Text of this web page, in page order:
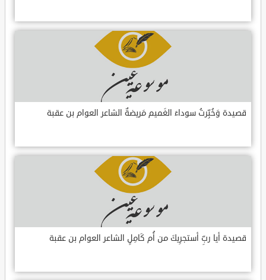
قصيدة وَخُبِّرتُ سوداءَ الغَميم مَريضةٌ الشاعر العوام بن عقبة
قصيدة أيا ربِّ أستجرِيكَ من أُم كَامِلٍ الشاعر العوام بن عقبة